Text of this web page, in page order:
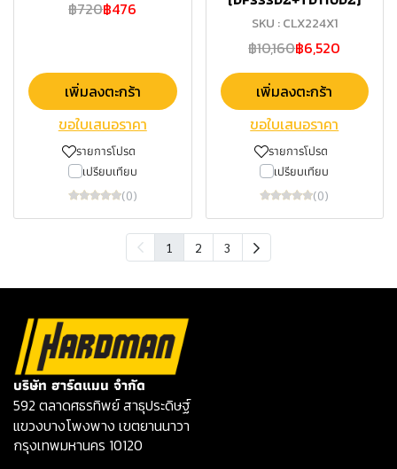
฿720฿476
เพิ่มลงตะกร้า
ขอใบเสนอราคา
รายการโปรด
เปรียบเทียบ
(0)
SKU : CLX224X1
฿10,160฿6,520
เพิ่มลงตะกร้า
ขอใบเสนอราคา
รายการโปรด
เปรียบเทียบ
(0)
1 2 3
บริษัท ฮาร์ดแมน จำกัด
592 ตลาดศธรทิพย์ สาธุประดิษฐ์
แขวงบางโพงพาง เขตยานนาวา
กรุงเทพมหานคร 10120